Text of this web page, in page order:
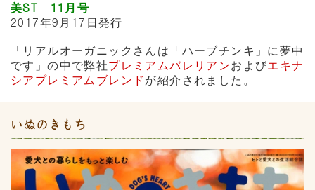
美ST 11月号
2017年9月17日発行
「リアルオーガニックさんは「ハーブチンキ」に夢中
です」の中で弊社プレミアムバレリアンおよびエキナ
シアプレミアムブレンド が紹介されました。
いぬのきもち